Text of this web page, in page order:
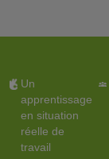
Un
apprentissage
en situation
réelle de
travail